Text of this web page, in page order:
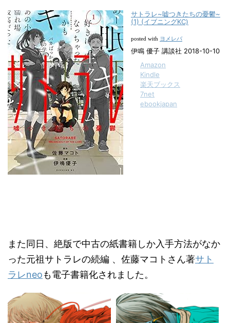
サトラレ~嘘つきたちの憂鬱~
(1) (イブニングKC)
posted with ヨメレバ
伊鳴 優子 講談社 2018-10-10
Amazon
Kindle
楽天ブックス
7net
ebookjapan
また同日、絶版で中古の紙書籍しか入手方法がなか
った元祖サトラレの続編 、佐藤マコトさん著サト
ラレneoも電子書籍化されました。